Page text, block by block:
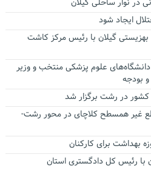
ایجاد شود
گیلان با رئیس مرکز کاشت
علوم پزشکی منتخب و وزیر
بودجه
کشور در رشت برگزار شد
غیر همسطح کلاچای در محور رشت-
بهداشت برای کارکنان
با رئیس کل دادگستری استان